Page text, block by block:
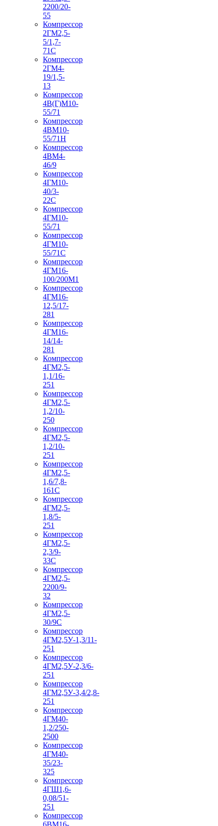
2200/20-
55
Компрессор
2ГМ2,5-
5/1,7-
71С
Компрессор
2ГМ4-
19/1,5-
13
Компрессор
4В(Г)М10-
55/71
Компрессор
4ВМ10-
55/71Н
Компрессор
4ВМ4-
46/9
Компрессор
4ГМ10-
40/3-
22С
Компрессор
4ГМ10-
55/71
Компрессор
4ГМ10-
55/71С
Компрессор
4ГМ16-
100/200М1
Компрессор
4ГМ16-
12,5/17-
281
Компрессор
4ГМ16-
14/14-
281
Компрессор
4ГМ2,5-
1,1/16-
251
Компрессор
4ГМ2,5-
1,2/10-
250
Компрессор
4ГМ2,5-
1,2/10-
251
Компрессор
4ГМ2,5-
1,6/7,8-
161С
Компрессор
4ГМ2,5-
1,8/5-
251
Компрессор
4ГМ2,5-
2,3/9-
33С
Компрессор
4ГМ2,5-
2200/9-
32
Компрессор
4ГМ2,5-
30/9С
Компрессор
4ГМ2,5У-1,3/11-
251
Компрессор
4ГМ2,5У-2,3/6-
251
Компрессор
4ГМ2,5У-3,4/2,8-
251
Компрессор
4ГМ40-
1,2/250-
2500
Компрессор
4ГМ40-
35/23-
325
Компрессор
4ГШ1,6-
0,08/51-
251
Компрессор
6ВМ16-